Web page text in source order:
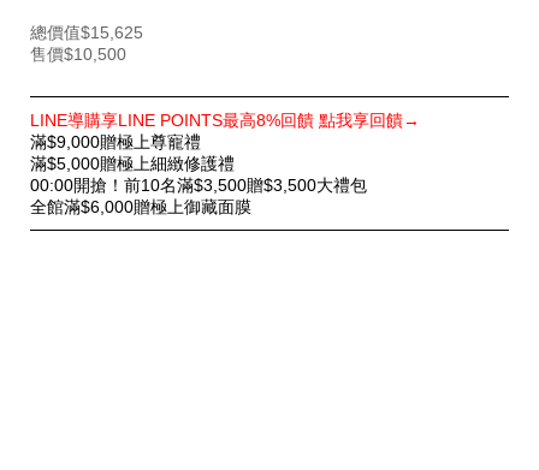
總價值$15,625
售價$10,500
別
優
惠
LINE導購享LINE POINTS最高8%回饋 點我享回饋→
滿$9,000贈極上尊寵禮
滿$5,000贈極上細緻修護禮
00:00開搶！前10名滿$3,500贈$3,500大禮包
全館滿$6,000贈極上御藏面膜